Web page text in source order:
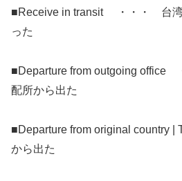
■Receive in transit ・・・ 台湾
った
■Departure from outgoing office
配所から出た
■Departure from original
から出た